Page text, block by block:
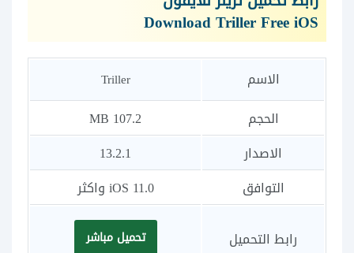
Download Triller Free iOS
الاسم Triller
الحجم
107.2 MB
الاصدار
13.2.1
التوافق
iOS 11.0 واكثر
رابط التحميل تحميل مباشر